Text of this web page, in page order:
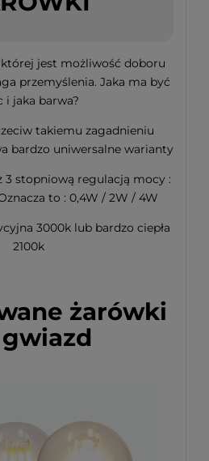
której jest możliwość doboru
przemyślenia. Jaka ma być
i jaka barwa?
takiemu zagadnieniu
bardzo uniwersalne warianty
3 stopniową regulacją mocy :
to : 0,4W / 2W / 4W
3000k lub bardzo ciepła
2100k
żarówki